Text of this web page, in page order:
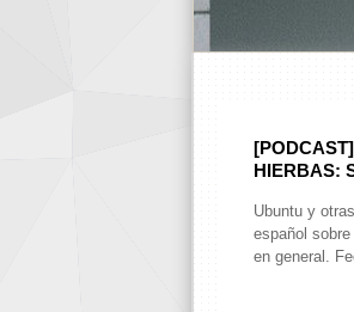
HIERBAS:
Ubuntu y
español
en general.